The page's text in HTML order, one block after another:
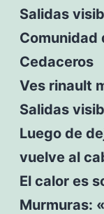
Salidas
Comunidad
Cedaceros
Ves rinault
Salidas
Luego de
vuelve al
El calor es
Murmuras: